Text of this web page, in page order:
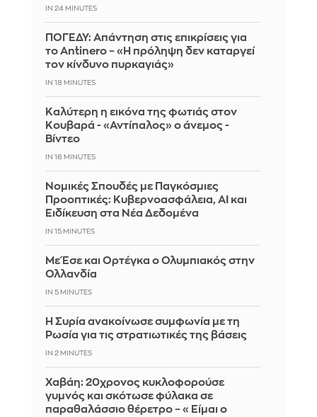
IN 24 MINUTES
ΠΟΓΕΔΥ: Απάντηση στις επικρίσεις για
το Antinero – «Η πρόληψη δεν καταργεί
τον κίνδυνο πυρκαγιάς»
IN 18 MINUTES
Καλύτερη η εικόνα της φωτιάς στον
Κουβαρά - «Αντίπαλος» ο άνεμος -
Βίντεο
IN 16 MINUTES
Νομικές Σπουδές με Παγκόσμιες
Προοπτικές: Κυβερνοασφάλεια, AI και
Ειδίκευση στα Νέα Δεδομένα
IN 15 MINUTES
Με Έσε και Ορτέγκα ο Ολυμπιακός στην
Ολλανδία
IN 5 MINUTES
Η Συρία ανακοίνωσε συμφωνία με τη
Ρωσία για τις στρατιωτικές της βάσεις
IN 2 MINUTES
Χαβάη: 20χρονος κυκλοφορούσε
γυμνός και σκότωσε φύλακα σε
παραθαλάσσιο θέρετρο – «Είμαι ο